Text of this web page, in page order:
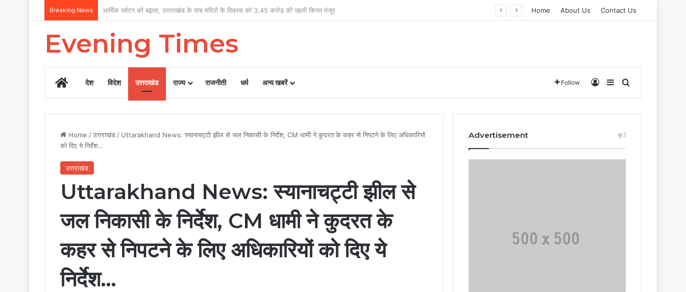
Breaking News पत्रकार कल्याण पर सरकार का फोकस, 12 वर्षों में 456 पत्रकारों को 19.41 करोड़ की सहायता Home About Us Contact Us
Evening Times
Homeदेश विदेश उत्तराखंड राज्य राजनीती धर्म अन्य खबरें Follow Log InSidebarSearch for
Home /उत्तराखंड / Uttarakhand News: स्यानाचट्टी झील से जल निकासी के निर्देश, CM धामी ने कुदरत के कहर से निपटने के लिए अधिकारियों
को दिए ये निर्देश…
उत्तराखंड
Uttarakhand News: स्यानाचट्टी झील से
जल निकासी के निर्देश, CM धामी ने कुदरत के
कहर से निपटने के लिए अधिकारियों को दिए ये
निर्देश…
Advertisement